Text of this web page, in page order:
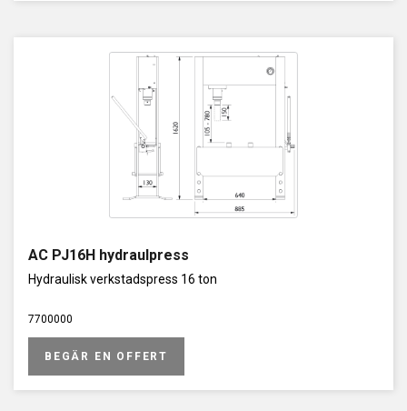
AC PJ16H hydraulpress
Hydraulisk verkstadspress 16 ton
7700000
BEGÄR EN OFFERT